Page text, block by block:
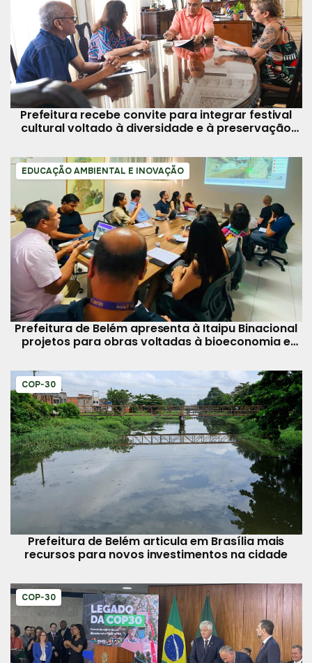
Prefeitura recebe convite para integrar festival
cultural voltado à diversidade e à preservação
EDUCAÇÃO AMBIENTAL E INOVAÇÃO
Prefeitura de Belém apresenta à Itaipu Binacional
projetos para obras voltadas à bioeconomia e
COP-30
Prefeitura de Belém articula em Brasília mais
recursos para novos investimentos na cidade
COP-30